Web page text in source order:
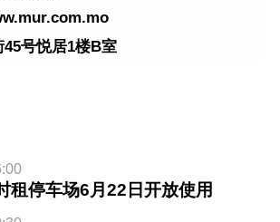
号悦居1楼B室
租停车场6月22日开放使用